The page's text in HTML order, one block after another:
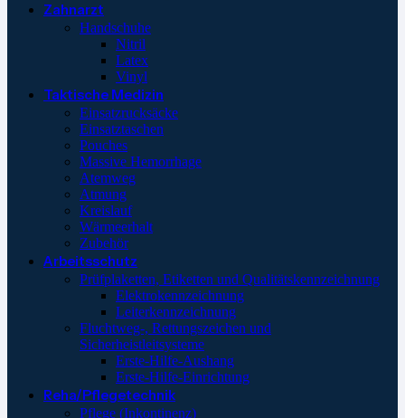
Zahnarzt
Handschuhe
Nitril
Latex
Vinyl
Taktische Medizin
Einsatzrucksäcke
Einsatztaschen
Pouches
Massive Hemorrhage
Atemweg
Atmung
Kreislauf
Wärmeerhalt
Zubehör
Arbeitsschutz
Prüfplaketten, Etiketten und Qualitätskennzeichnung
Elektrokennzeichnung
Leiterkennzeichnung
Fluchtweg-, Rettungszeichen und
Sicherheistleitsysteme
Erste-Hilfe-Aushang
Erste-Hilfe-Einrichtung
Reha/Pflegetechnik
Pflege (Inkontinenz)